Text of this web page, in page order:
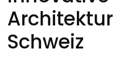
Schweiz